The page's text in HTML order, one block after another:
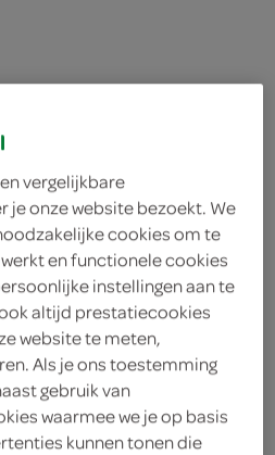
halfvol
niet zichtbaar bij de
wél automatisch
vergelijkbare
je onze website bezoekt. We
cookies om te
en functionele cookies
instellingen aan te
altijd prestatiecookies
website te meten,
Als je ons toestemming
gebruik van
waarmee we je op basis
kunnen tonen die